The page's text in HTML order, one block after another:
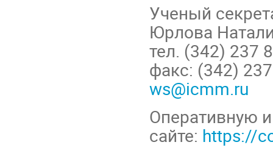
Ученый
Юрлова
тел. (342) 237
факс: (342)
ws@icmm.ru
Оперативную
сайте: https://